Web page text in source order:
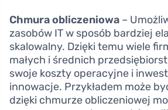
Chmura obliczeniowa –
zasobów IT w sposób bardziej
skalowalny. Dzięki temu wiele
małych i średnich
swoje koszty operacyjne i
innowacje. Przykładem może
dzięki chmurze obliczeniowej